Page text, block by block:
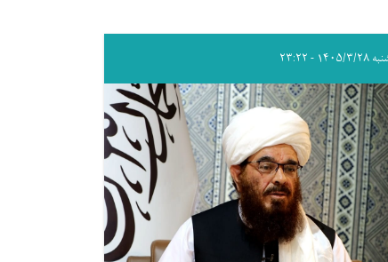
- ۲۳:۲۲